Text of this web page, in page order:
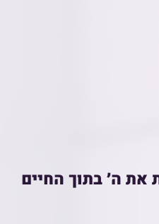
את ה׳ בתוך החיים